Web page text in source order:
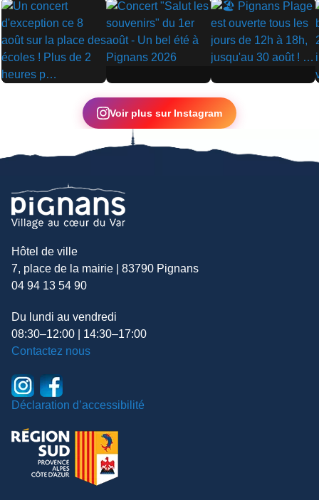
▶
▶ ▶
Voir plus sur Instagram
Hôtel de ville
7, place de la mairie | 83790 Pignans
04 94 13 54 90
Du lundi au vendredi
08:30–12:00 | 14:30–17:00
Contactez nous
Déclaration d’accessibilité